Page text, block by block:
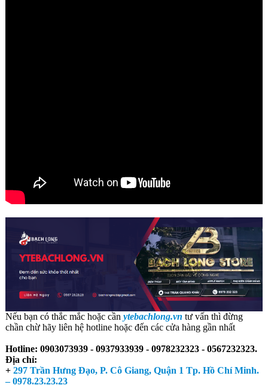
Nếu bạn có thắc mắc hoặc cần ytebachlong.vn tư vấn thì đừng
chần chừ hãy liên hệ hotline hoặc đến các cửa hàng gần nhất
Hotline: 0903073939 - 0937933939 - 0978232323 - 0567232323.
Địa chỉ:
+ 297 Trần Hưng Đạo, P. Cô Giang, Quận 1 Tp. Hồ Chí Minh.
– 0978.23.23.23